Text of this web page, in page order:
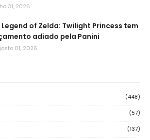
31, 2026
Legend of Zelda: Twilight Princess tem
adiado pela Panini
01, 2026
(448)
(57)
(137)